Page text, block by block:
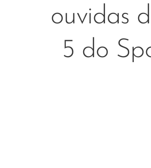
ouvidas
5 do